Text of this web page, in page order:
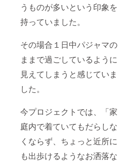
うものが多いという印象を
持っていました。
その場合１日中パジャマの
ままで過ごしているように
見えてしまうと感じていま
した。
今プロジェクトでは、「家
庭内で着ていてもだらしな
くならず、ちょっと近所に
も出歩けるようなお洒落な